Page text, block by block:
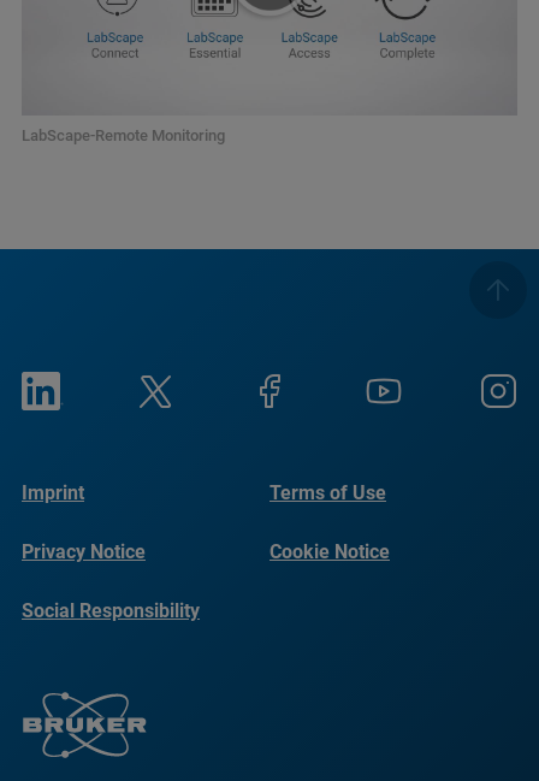
LabScape-Remote Monitoring
Imprint Terms of Use
Privacy Notice Cookie Notice
Social Responsibility